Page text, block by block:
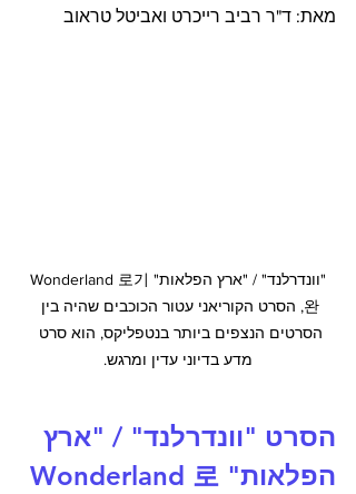
מאת: ד"ר רביב רייכרט ואביטל טראוב
"וונדרלנד" / "ארץ הפלאות" Wonderland 로기
완, הסרט הקוריאני עטור הכוכבים שהיה בין
הסרטים הנצפים ביותר בנטפליקס, הוא סרט
מדע בדיוני עדין ומרגש.
הסרט "וונדרלנד" / "ארץ
הפלאות" Wonderland 로